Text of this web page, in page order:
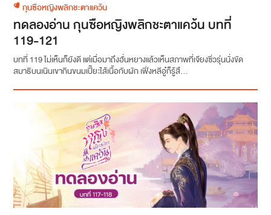
กุนซือหญิงพลิกชะตาแคว้น
ทดลองอ่าน กุนซือหญิงพลิกชะตาแคว้น บทที่
119-121
บทที่ 119 ไม่เห็นก็ยังดี แต่เมื่อมาถึงฮั่นหยางแล้วเห็นสภาพที่เจียงซิ่วรุ่นนั่งขัด
สมาธิบนเนินเขากินขนมเปี๊ยะไส้เนื้อกับผัก เฟิ่งหลีอู๋ก็รู้สึ...